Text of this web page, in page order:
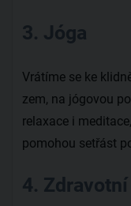
3. Jóga
Vrátíme se ke
zem, na jógovou
relaxace i
pomohou setřást
4.